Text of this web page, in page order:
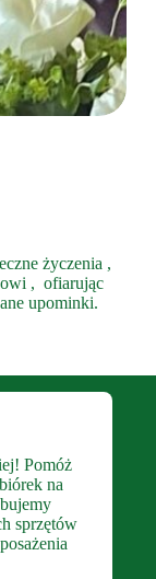
życzenia ,
, ofiarując
upominki.
Pomóż
na
sprzętów